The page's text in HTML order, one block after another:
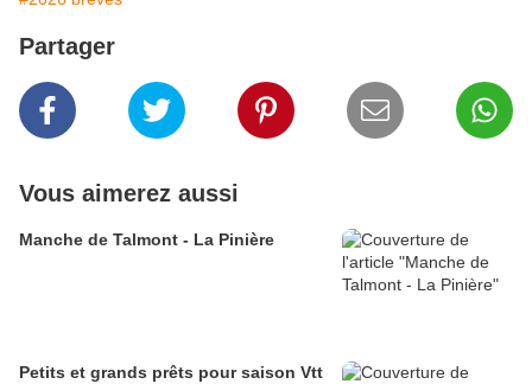
Partager
Vous aimerez aussi
Manche de Talmont - La Pinière
Petits et grands prêts pour saison Vtt